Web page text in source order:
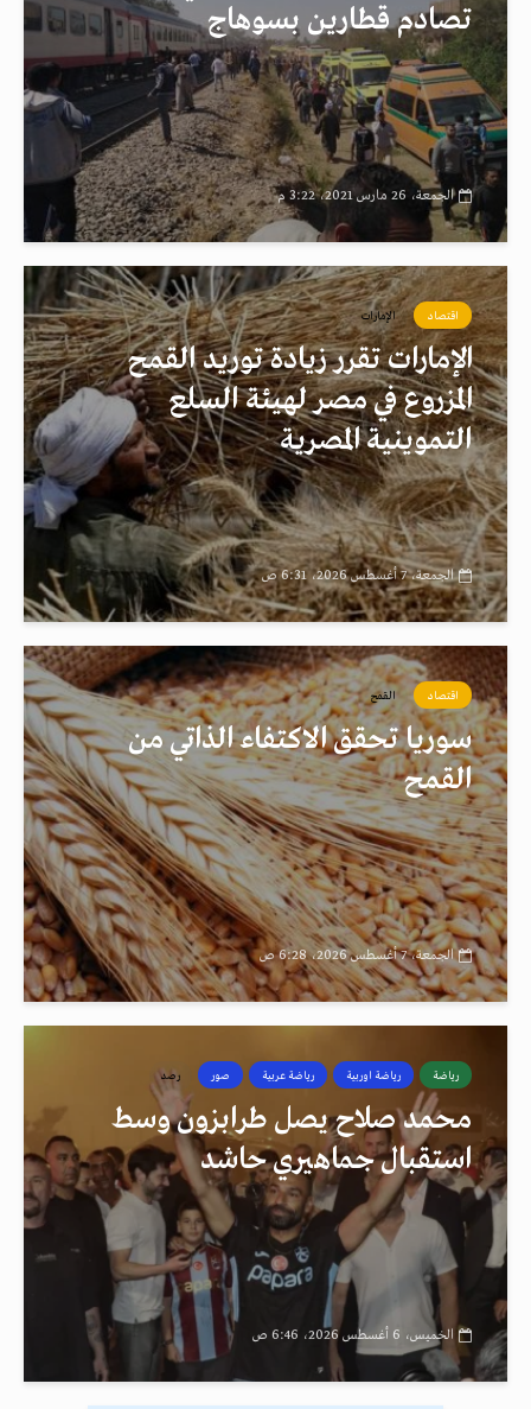
تصادم قطارين بسوهاج
الجمعة، 26 مارس 2021، 3:22 م
اقتصاد الإمارات
الإمارات تقرر زيادة توريد القمح
المزروع في مصر لهيئة السلع
التموينية المصرية
الجمعة، 7 أغسطس 2026، 6:31 ص
اقتصاد القمح
سوريا تحقق الاكتفاء الذاتي من
القمح
الجمعة، 7 أغسطس 2026، 6:28 ص
رياضة رياضة اوربية رياضة عربية صور رصد
محمد صلاح يصل طرابزون وسط
استقبال جماهيري حاشد
الخميس، 6 أغسطس 2026، 6:46 ص